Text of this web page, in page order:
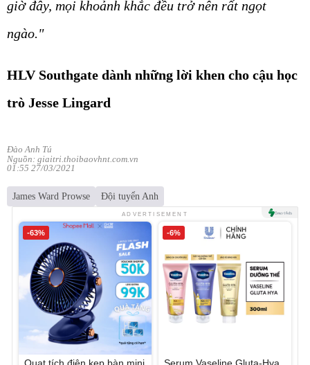
giờ đây, mọi khoảnh khắc đều trở nên rất ngọt
ngào."
HLV Southgate dành những lời khen cho cậu học
trò Jesse Lingard
Đào Anh Tú
Nguồn: giaitri.thoibaovhnt.com.vn
01:55 27/03/2021
James Ward Prowse Đội tuyển Anh
ADVERTISEMENT
-63% -6%